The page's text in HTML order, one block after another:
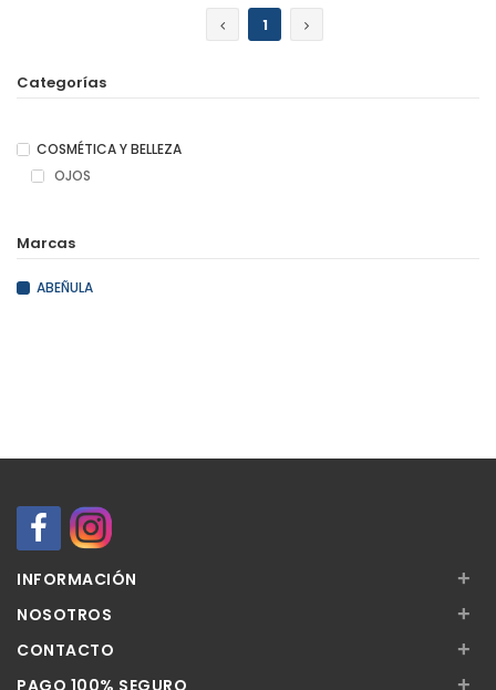
1
Categorías
COSMÉTICA Y BELLEZA
OJOS
Marcas
ABEÑULA
INFORMACIÓN +
NOSOTROS +
CONTACTO +
+